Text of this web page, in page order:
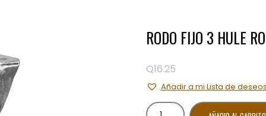
RODO FIJO 3 HULE
Q16.25
Añadir a mi Lista de
RODO